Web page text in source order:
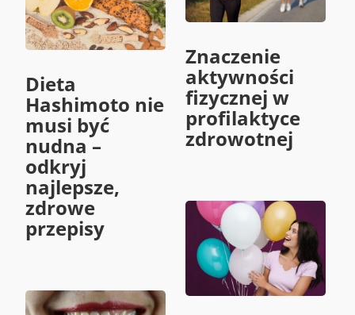
Dieta
Hashimoto nie
musi być
nudna –
odkryj
najlepsze,
zdrowe
przepisy
Znaczenie
aktywności
fizycznej w
profilaktyce
zdrowotnej